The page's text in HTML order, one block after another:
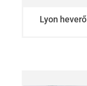
Lyon heverő